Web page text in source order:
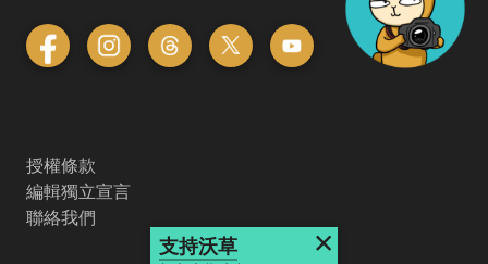
授權條款
編輯獨立宣言
聯絡我們
支持沃草 ×